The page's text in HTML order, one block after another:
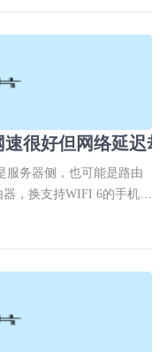
很好但网络延迟
服务器侧，也可能是路由
，换支持WIFI 6的手机等
有效地降低时延。